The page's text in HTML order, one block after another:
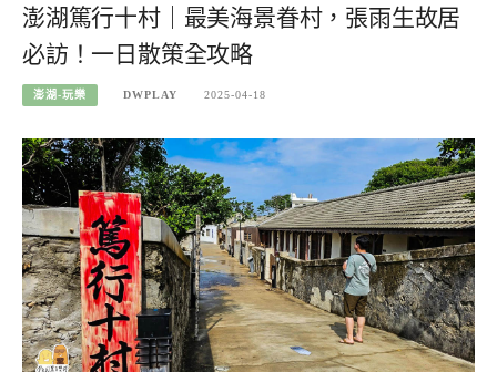
澎湖篤行十村｜最美海景眷村，張雨生故居
必訪！一日散策全攻略
澎湖-玩樂 DWPLAY 2025-04-18